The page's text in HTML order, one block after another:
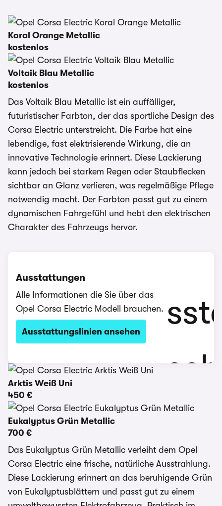
Koral Orange Metallic
kostenlos
Voltaik Blau Metallic
kostenlos
Das Voltaik Blau Metallic ist ein auffälliger,
futuristischer Farbton, der das sportliche Design des
Corsa Electric unterstreicht. Die Farbe hat eine
lebendige, fast elektrisierende Wirkung, die an
innovative Technologie erinnert. Diese Lackierung
kann jedoch bei starkem Regen oder Staubflecken
sichtbar an Glanz verlieren, was regelmäßige Pflege
notwendig macht. Der Farbton passt gut zu einem
dynamischen Fahrgefühl und hebt den elektrischen
Charakter des Fahrzeugs hervor.
Ausstattungen
Alle Informationen die Sie über das
Opel Corsa Electric Modell brauchen.
Ausstattungslinien ansehen
Arktis Weiß Uni
450 €
Eukalyptus Grün Metallic
700 €
Das Eukalyptus Grün Metallic verleiht dem Opel
Corsa Electric eine frische, natürliche Ausstrahlung.
Diese Lackierung erinnert an das beruhigende Grün
von Eukalyptusblättern und passt gut zu einem